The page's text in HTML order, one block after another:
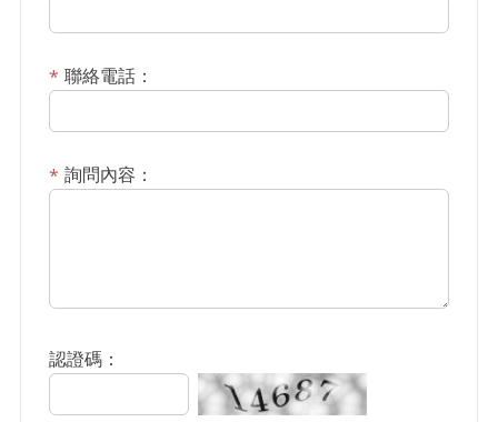
聯絡電話：
詢問內容：
認證碼：